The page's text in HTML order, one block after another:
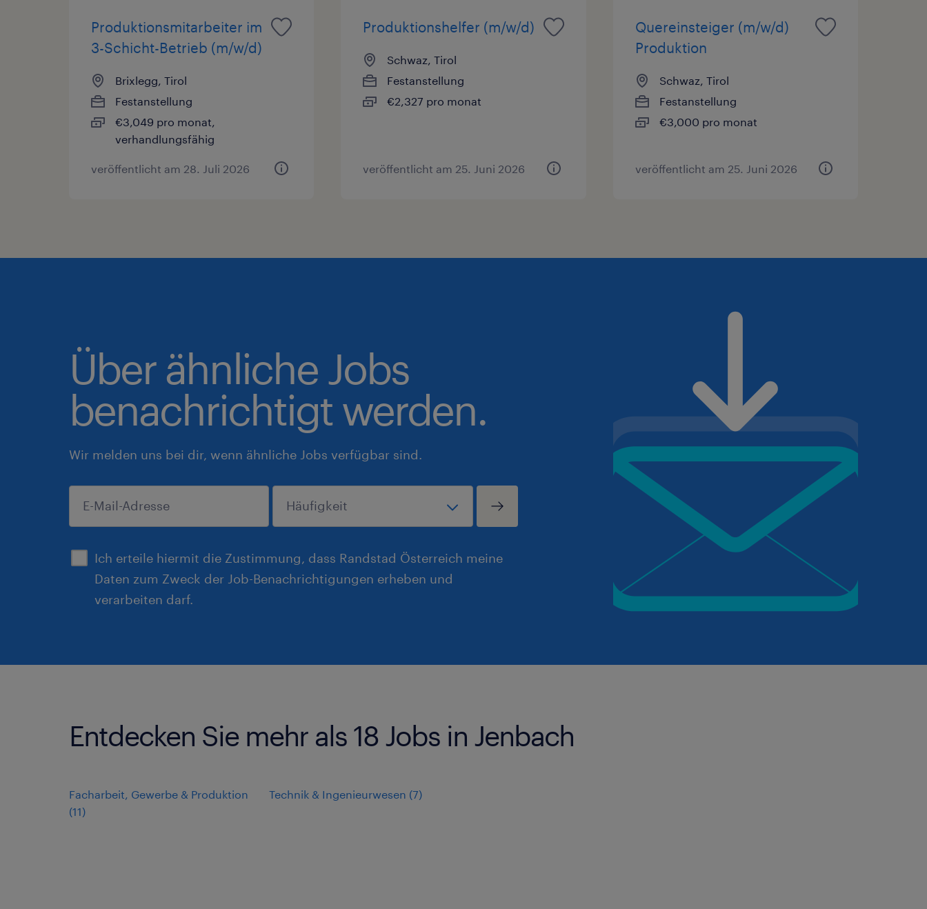
Produktionsmitarbeiter im
3-Schicht-Betrieb (m/w/d)
Brixlegg, Tirol
Festanstellung
€3,049 pro monat,
verhandlungsfähig
veröffentlicht am 28. Juli 2026
Produktionshelfer (m/w/d)
Schwaz, Tirol
Festanstellung
€2,327 pro monat
veröffentlicht am 25. Juni 2026
Quereinsteiger (m/w/d)
Produktion
Schwaz, Tirol
Festanstellung
€3,000 pro monat
veröffentlicht am 25. Juni 2026
Über ähnliche Jobs
benachrichtigt werden.
Wir melden uns bei dir, wenn ähnliche Jobs verfügbar sind.
Ich erteile hiermit die Zustimmung, dass Randstad Österreich meine
Daten zum Zweck der Job-Benachrichtigungen erheben und
verarbeiten darf.
einreichen
Entdecken Sie mehr als 18 Jobs in Jenbach
Facharbeit, Gewerbe & Produktion
(11)
Technik & Ingenieurwesen (7)